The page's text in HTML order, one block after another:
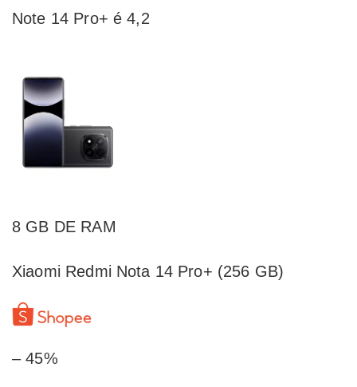
Note 14 Pro+ é 4,2
8 GB DE RAM
Xiaomi Redmi Nota 14 Pro+ (256 GB)
– 45%